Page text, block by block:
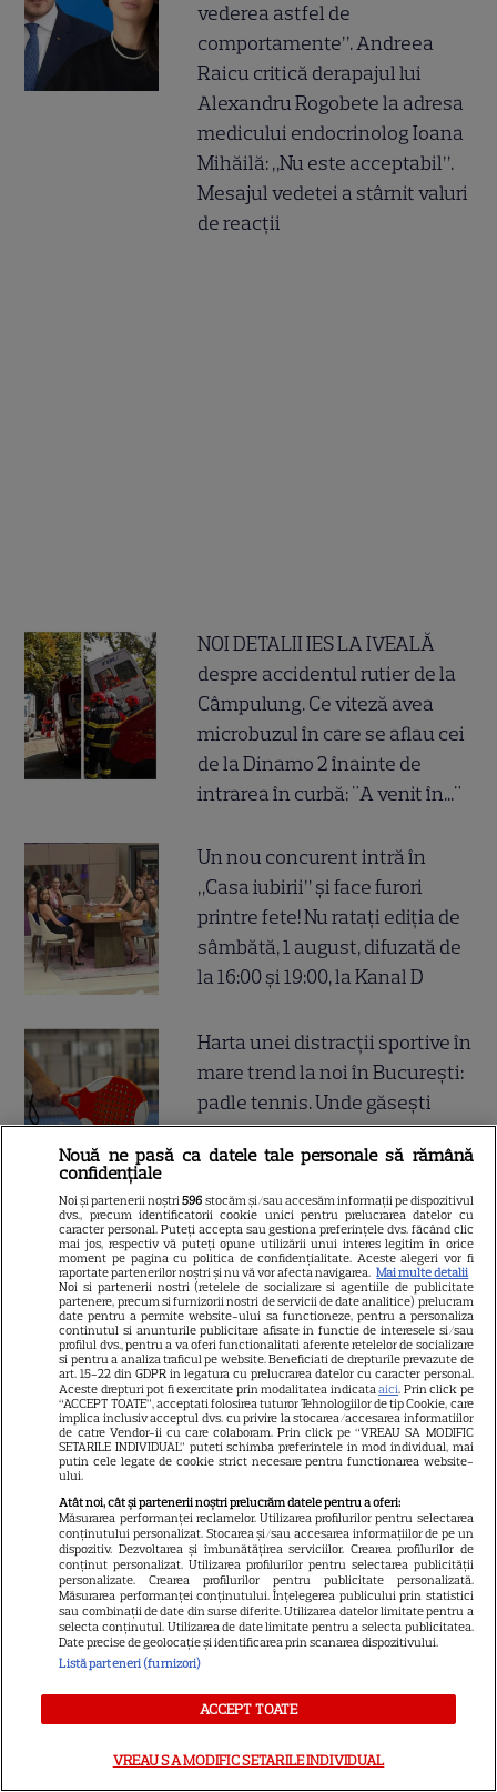
vederea astfel de
comportamente”. Andreea
Raicu critică derapajul lui
Alexandru Rogobete la adresa
medicului endocrinolog Ioana
Mihăilă: „Nu este acceptabil”.
Mesajul vedetei a stârnit valuri
de reacții
NOI DETALII IES LA IVEALĂ
despre accidentul rutier de la
Câmpulung. Ce viteză avea
microbuzul în care se aflau cei
de la Dinamo 2 înainte de
intrarea în curbă: "A venit în..."
Un nou concurent intră în
„Casa iubirii” și face furori
printre fete! Nu ratați ediția de
sâmbătă, 1 august, difuzată de
la 16:00 și 19:00, la Kanal D
Harta unei distracții sportive în
mare trend la noi în București:
padle tennis. Unde găsești
cele mai bune terenuri de
padel din oraș
CE ASCUNDE ultima CIFRA a
CNP-ului? Dacă ai 3 sau 8
însemană că...
DIN ACEEAȘI CATEGORIE
Nouă ne pasă ca datele tale personale să rămână
confidențiale
Noi și partenerii noștri596 stocăm și/sau accesăm informații pe dispozitivul
dvs., precum identificatorii cookie unici pentru prelucrarea datelor cu
caracter personal. Puteți accepta sau gestiona preferințele dvs. făcând clic
mai jos, respectiv vă puteți opune utilizării unui interes legitim în orice
moment pe pagina cu politica de confidențialitate. Aceste alegeri vor fi
raportate partenerilor noștri și nu vă vor afecta navigarea. Mai multe detalii
Noi si partenerii nostri (retelele de socializare si agentiile de publicitate
partenere, precum si furnizorii nostri de servicii de date analitice) prelucram
date pentru a permite website-ului sa functioneze, pentru a personaliza
continutul si anunturile publicitare afisate in functie de interesele si/sau
profilul dvs., pentru a va oferi functionalitati aferente retelelor de socializare
si pentru a analiza traficul pe website. Beneficiati de drepturile prevazute de
art. 15-22 din GDPR in legatura cu prelucrarea datelor cu caracter personal.
Aceste drepturi pot fi exercitate prin modalitatea indicataaici. Prin click pe
“ACCEPT TOATE”, acceptati folosirea tuturor Tehnologiilor de tip Cookie, care
implica inclusiv acceptul dvs. cu privire la stocarea/accesarea informatiilor
de catre Vendor-ii cu care colaboram. Prin click pe “VREAU SA MODIFIC
SETARILE INDIVIDUAL” puteti schimba preferintele in mod individual, mai
putin cele legate de cookie strict necesare pentru functionarea website-
ului.
Atât noi, cât și partenerii noștri prelucrăm datele pentru a oferi:
Măsurarea performanței reclamelor. Utilizarea profilurilor pentru selectarea
conținutului personalizat. Stocarea și/sau accesarea informațiilor de pe un
dispozitiv. Dezvoltarea și îmbunătățirea serviciilor. Crearea profilurilor de
conținut personalizat. Utilizarea profilurilor pentru selectarea publicității
personalizate. Crearea profilurilor pentru publicitate personalizată.
Măsurarea performanței conținutului. Înțelegerea publicului prin statistici
sau combinații de date din surse diferite. Utilizarea datelor limitate pentru a
selecta conținutul. Utilizarea de date limitate pentru a selecta publicitatea.
Date precise de geolocație și identificarea prin scanarea dispozitivului.
Listă parteneri (furnizori)
ACCEPT TOATE
VREAU SA MODIFIC SETARILE INDIVIDUAL